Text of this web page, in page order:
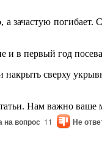
и в первый год
сверху
Нам важно ваше
на вопрос 11 Не